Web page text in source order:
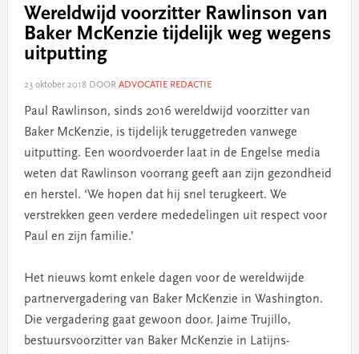
Wereldwijd voorzitter Rawlinson van
Baker McKenzie tijdelijk weg wegens
uitputting
23 oktober 2018DOOR ADVOCATIE REDACTIE
Paul Rawlinson, sinds 2016 wereldwijd voorzitter van
Baker McKenzie, is tijdelijk teruggetreden vanwege
uitputting. Een woordvoerder laat in de Engelse media
weten dat Rawlinson voorrang geeft aan zijn gezondheid
en herstel. ‘We hopen dat hij snel terugkeert. We
verstrekken geen verdere mededelingen uit respect voor
Paul en zijn familie.’
Het nieuws komt enkele dagen voor de wereldwijde
partnervergadering van Baker McKenzie in Washington.
Die vergadering gaat gewoon door. Jaime Trujillo,
bestuursvoorzitter van Baker McKenzie in Latijns-